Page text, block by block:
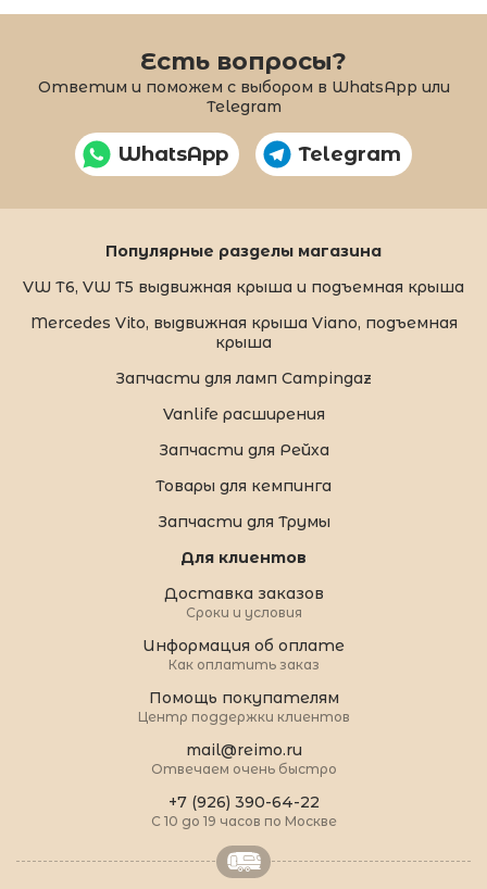
Есть вопросы?
Ответим и поможем с выбором в WhatsApp или
Telegram
WhatsApp Telegram
Популярные разделы магазина
VW T6, VW T5 выдвижная крыша и подъемная крыша
Mercedes Vito, выдвижная крыша Viano, подъемная
крыша
Запчасти для ламп Campingaz
Vanlife расширения
Запчасти для Рейха
Товары для кемпинга
Запчасти для Трумы
Для клиентов
Доставка заказов
Сроки и условия
Информация об оплате
Как оплатить заказ
Помощь покупателям
Центр поддержки клиентов
mail@reimo.ru
Отвечаем очень быстро
+7 (926) 390-64-22
С 10 до 19 часов по Москве